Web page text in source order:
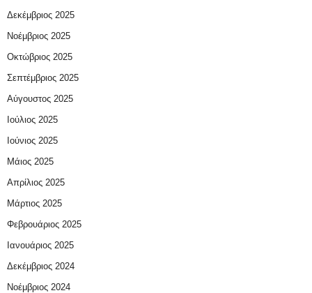
Δεκέμβριος 2025
Νοέμβριος 2025
Οκτώβριος 2025
Σεπτέμβριος 2025
Αύγουστος 2025
Ιούλιος 2025
Ιούνιος 2025
Μάιος 2025
Απρίλιος 2025
Μάρτιος 2025
Φεβρουάριος 2025
Ιανουάριος 2025
Δεκέμβριος 2024
Νοέμβριος 2024